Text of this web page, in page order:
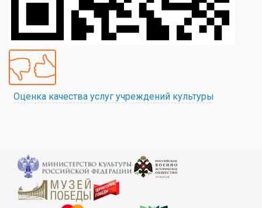
Оценка качества услуг учреждений культуры